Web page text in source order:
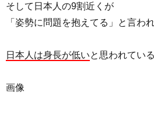
そして日本人の9割近くが
「姿勢に問題を抱えてる」と言わ
日本人は身長が低いと思われてい
画像